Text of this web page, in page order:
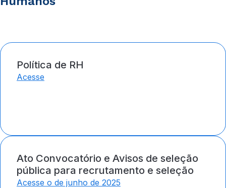
Política de RH
Acesse
Ato Convocatório e Avisos de seleção
pública para recrutamento e seleção
Acesse o de junho de 2025